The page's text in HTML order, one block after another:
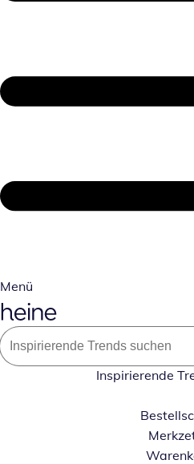
Menü
Inspirierende